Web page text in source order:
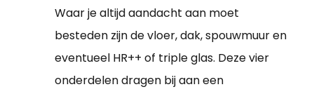
Waar je altijd aandacht aan moet
besteden zijn de vloer, dak, spouwmuur en
eventueel HR++ of triple glas. Deze vier
onderdelen dragen bij aan een